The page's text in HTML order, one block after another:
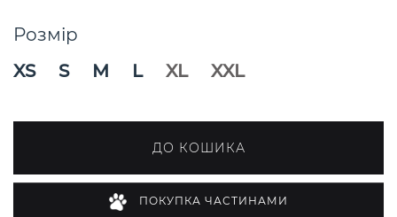
Розмір
XS
S M L XL XXL
ДО КОШИКА
ПОКУПКА ЧАСТИНАМИ